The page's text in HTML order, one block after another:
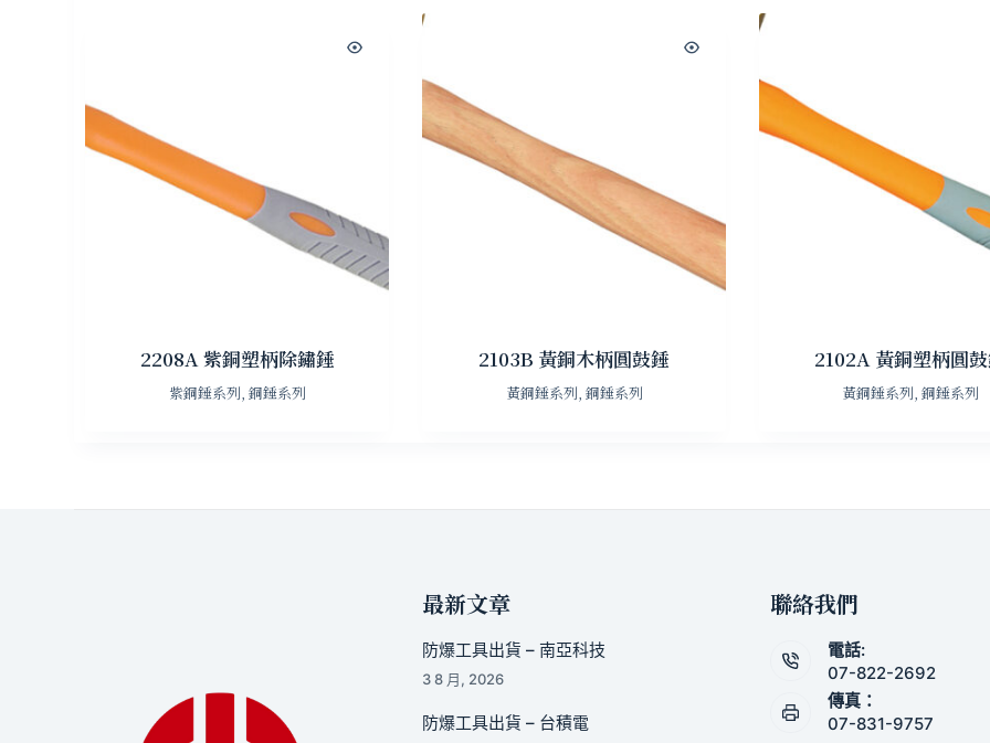
2208A 紫銅塑柄除鏽錘
紫銅錘系列 銅錘系列
2103B 黃銅木柄圓鼓錘
黃銅錘系列 銅錘系列
2102A 黃銅塑柄圓
黃銅錘系列 ,銅錘系列
最新文章
防爆工具出貨 – 南亞科技
3 8 月, 2026
防爆工具出貨 – 台積電
聯絡我們
電話:
07-822-2692
傳真：
07-831-9757